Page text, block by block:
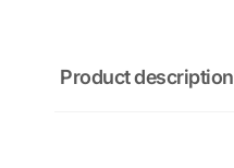
Product description